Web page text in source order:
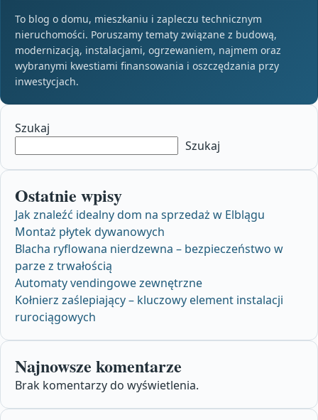
To blog o domu, mieszkaniu i zapleczu technicznym
nieruchomości. Poruszamy tematy związane z budową,
modernizacją, instalacjami, ogrzewaniem, najmem oraz
wybranymi kwestiami finansowania i oszczędzania przy
inwestycjach.
Szukaj
Szukaj
Ostatnie wpisy
Jak znaleźć idealny dom na sprzedaż w Elblągu
Montaż płytek dywanowych
Blacha ryflowana nierdzewna – bezpieczeństwo w
parze z trwałością
Automaty vendingowe zewnętrzne
Kołnierz zaślepiający – kluczowy element instalacji
rurociągowych
Najnowsze komentarze
Brak komentarzy do wyświetlenia.